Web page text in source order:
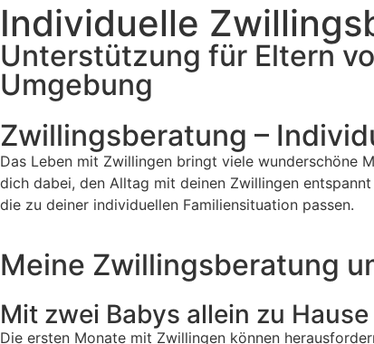
Individuelle
Unterstützung für Eltern
Umgebung
Zwillingsberatung –
Das Leben mit Zwillingen bringt viele wunderschöne
dich dabei, den Alltag mit deinen Zwillingen
die zu deiner individuellen Familiensituation passen.
Meine Zwillingsberatung
Mit zwei Babys allein zu Hause
Die ersten Monate mit Zwillingen können